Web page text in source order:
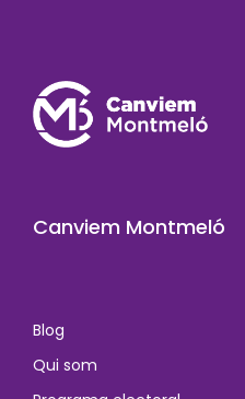
Canviem Montmeló
Blog
Qui som